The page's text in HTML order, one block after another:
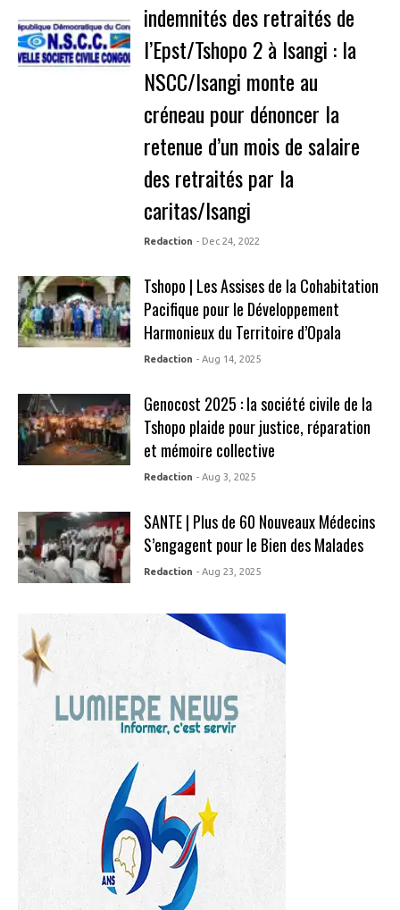
indemnités des retraités de
l’Epst/Tshopo 2 à Isangi : la
NSCC/Isangi monte au
créneau pour dénoncer la
retenue d’un mois de salaire
des retraités par la
caritas/Isangi
Redaction - Dec 24, 2022
Tshopo | Les Assises de la Cohabitation
Pacifique pour le Développement
Harmonieux du Territoire d’Opala
Redaction - Aug 14, 2025
Genocost 2025 : la société civile de la
Tshopo plaide pour justice, réparation
et mémoire collective
Redaction - Aug 3, 2025
SANTE | Plus de 60 Nouveaux Médecins
S’engagent pour le Bien des Malades
Redaction - Aug 23, 2025